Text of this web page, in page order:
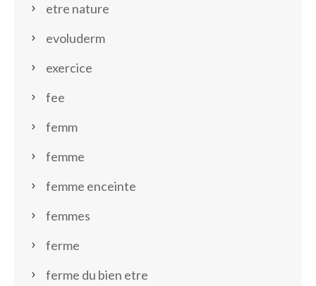
etre nature
evoluderm
exercice
fee
femm
femme
femme enceinte
femmes
ferme
ferme du bien etre